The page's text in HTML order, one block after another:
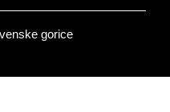
gorice